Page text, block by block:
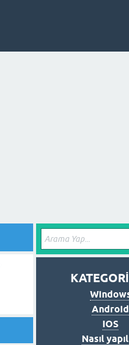
Android
IOS
Nasıl